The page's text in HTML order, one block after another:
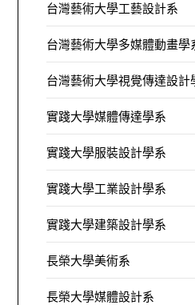
台灣藝術大學工藝設計系
台灣藝術大學多媒體動畫學
台灣藝術大學視覺傳達設計
實踐大學媒體傳達學系
實踐大學服裝設計學系
實踐大學工業設計學系
實踐大學建築設計學系
長榮大學美術系
長榮大學媒體設計系